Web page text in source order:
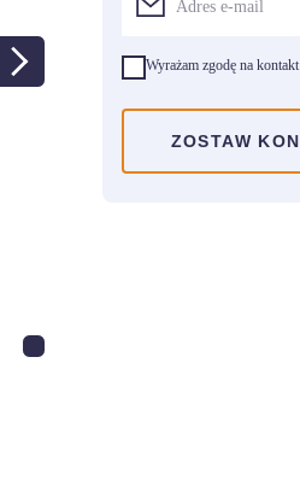
Wyrażam zgodę na kontakt